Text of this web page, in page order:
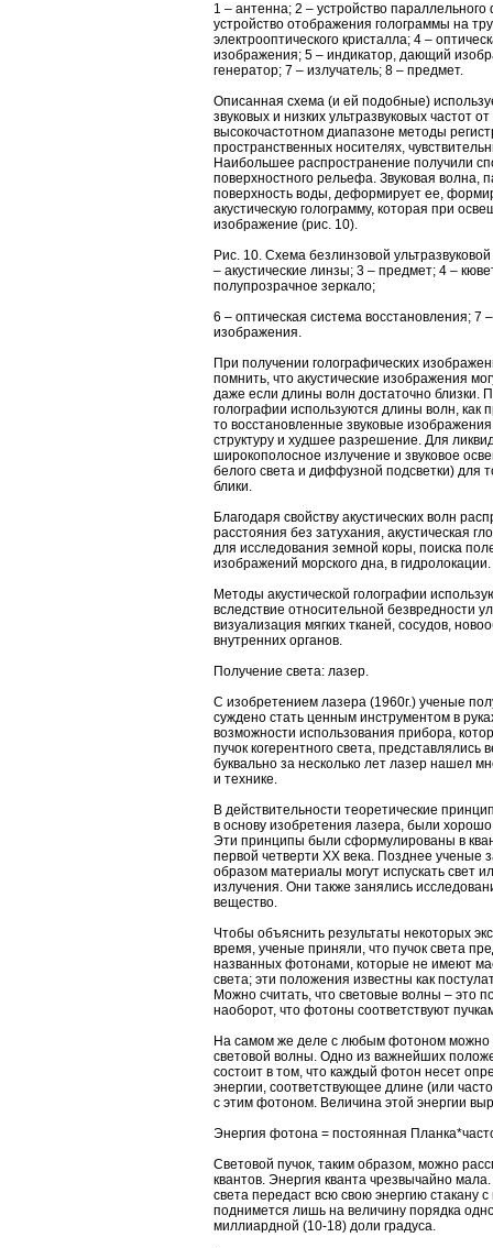
1 – антенна; 2 – устройство
устройство отображения голограммы на
электрооптического кристалла; 4 –
изображения; 5 – индикатор, дающий
генератор; 7 – излучатель; 8 – предмет.
Описанная схема (и ей подобные)
звуковых и низких ультразвуковых частот
высокочастотном диапазоне методы
пространственных носителях,
Наибольшее распространение получили
поверхностного рельефа. Звуковая
поверхность воды, деформирует ее,
акустическую голограмму, которая при
изображение (рис. 10).
Рис. 10. Схема безлинзовой
– акустические линзы; 3 – предмет; 4 –
полупрозрачное зеркало;
6 – оптическая система восстановления; 7
изображения.
При получении голографических
помнить, что акустические изображения
даже если длины волн достаточно близки.
голографии используются длины волн, как
то восстановленные звуковые
структуру и худшее разрешение. Для
широкополосное излучение и звуковое
белого света и диффузной подсветки) для
блики.
Благодаря свойству акустических волн
расстояния без затухания, акустическая
для исследования земной коры, поиска
изображений морского дна, в гидролокации.
Методы акустической голографии
вследствие относительной безвредности
визуализация мягких тканей, сосудов,
внутренних органов.
Получение света: лазер.
С изобретением лазера (1960г.) ученые
суждено стать ценным инструментом в
возможности использования прибора,
пучок когерентного света,
буквально за несколько лет лазер нашел
и технике.
В действительности теоретические
в основу изобретения лазера, были
Эти принципы были сформулированы в
первой четверти XX века. Позднее ученые
образом материалы могут испускать свет
излучения. Они также занялись
вещество.
Чтобы объяснить результаты некоторых
время, ученые приняли, что пучок света
названных фотонами, которые не имеют
света; эти положения известны как
Можно считать, что световые волны – это
наоборот, что фотоны соответствуют
На самом же деле с любым фотоном можно
световой волны. Одно из важнейших
состоит в том, что каждый фотон несет
энергии, соответствующее длине (или
с этим фотоном. Величина этой энергии
Энергия фотона = постоянная
Световой пучок, таким образом, можно
квантов. Энергия кванта чрезвычайно
света передаст всю свою энергию стакану
поднимется лишь на величину порядка
миллиардной (10-18) доли градуса.